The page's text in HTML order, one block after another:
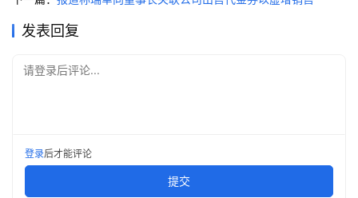
创
纪
新
商
发表回复
请登录后评论...
登录后才能评论
提交